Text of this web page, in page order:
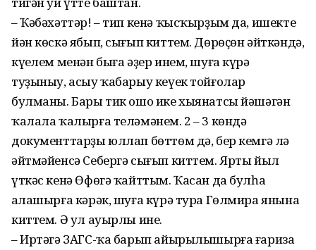
– Ҡәбәхәттәр! – тип кенә ҡысҡырҙым да, ишекте
йән көскә ябып, сығып киттем. Дөрөҫөн әйткәндә,
күңелем менән быға әҙер инем, шуға күрә
туҙыныу, асыу ҡабарыу кеүек тойғолар
булманы. Бары тик ошо ике хыянатсы йәшәгән
ҡалала ҡалырға теләмәнем. 2 – 3 көндә
документтарҙы юллап бөттөм дә, бер кемгә лә
әйтмәйенсә Себергә сығып киттем. Ярты йыл
үткәс кенә Өфөгә ҡайттым. Ҡасан да булһа
аңлашырға кәрәк, шуға күрә тура Гөлмира янына
киттем. Ә ул ауырлы ине.
– Иртәгә ЗАГС-ҡа барып айырылышырға ғариза